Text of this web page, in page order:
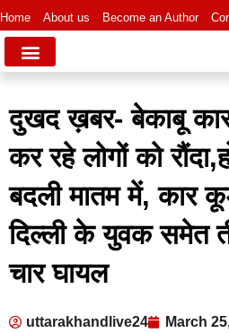
Home About us Become an Author
दुखद ख़बर- बेकाबू कार
कर रहे लोगों को
बदली मातम में, कार
दिल्ली के युवक समेत
चार घायल
uttarakhandlive24 March